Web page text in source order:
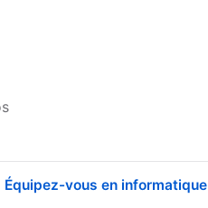
vous en informatique